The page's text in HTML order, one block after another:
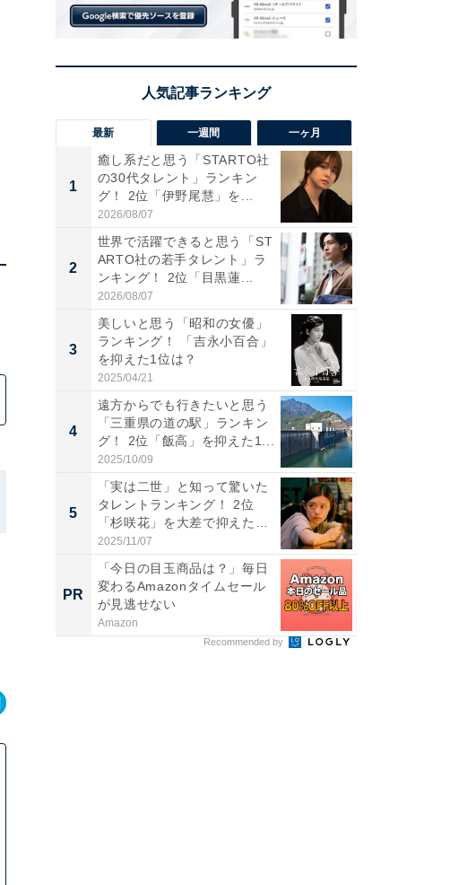
最新 一週間 一ヶ月
1
癒し系だと思う「STARTO社
の30代タレント」ランキン
グ！ 2位「伊野尾慧」を...
2026/08/07
2
世界で活躍できると思う「ST
ARTO社の若手タレント」ラ
ンキング！ 2位「目黒蓮...
2026/08/07
3
美しいと思う「昭和の女優」
ランキング！ 「吉永小百合」
を抑えた1位は？
2025/04/21
4
遠方からでも行きたいと思う
「三重県の道の駅」ランキン
グ！ 2位「飯高」を抑えた1...
2025/10/09
5
「実は二世」と知って驚いた
タレントランキング！ 2位
「杉咲花」を大差で抑えた1
位...
2025/11/07
PR
「今日の目玉商品は？」毎日
変わるAmazonタイムセール
が見逃せない
Amazon
Recommended by